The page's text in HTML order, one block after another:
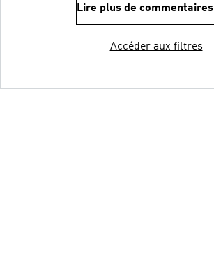
Lire plus de commentaires
Accéder aux filtres